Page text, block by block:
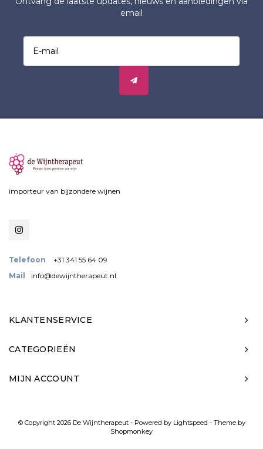
email
importeur van bijzondere wijnen
Telefoon
+31 341 55 64 09
Mail
info@dewijntherapeut.nl
KLANTENSERVICE
CATEGORIEËN
MIJN ACCOUNT
© Copyright 2026 De Wijntherapeut - Powered by Lightspeed - Theme by
Shopmonkey